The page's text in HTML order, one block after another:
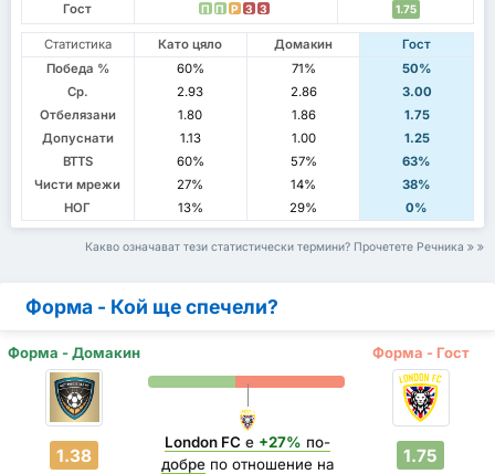
Гост П П P З З 1.75
Статистика Като цяло Домакин
Гост
Победа %
60% 71%
50%
Ср.
2.93 2.86
3.00
Отбелязани
1.80 1.86
1.75
Допуснати
1.13 1.00
1.25
BTTS
60% 57%
63%
Чисти мрежи
27% 14%
38%
НОГ
13% 29% 0%
Какво означават тези статистически термини? Прочетете Речника
Форма - Кой ще спечели?
Форма - Домакин Форма - Гост
1.38
London FC е +27% по-
добрепо отношение на
1.75